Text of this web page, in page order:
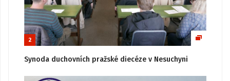
2
Synoda duchovních pražské diecéze v Nesuchyni